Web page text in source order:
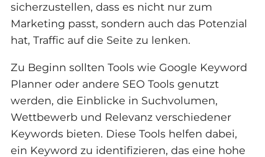
sicherzustellen, dass es nicht nur zum
Marketing passt, sondern auch das Potenzial
hat, Traffic auf die Seite zu lenken.
Zu Beginn sollten Tools wie Google Keyword
Planner oder andere SEO Tools genutzt
werden, die Einblicke in Suchvolumen,
Wettbewerb und Relevanz verschiedener
Keywords bieten. Diese Tools helfen dabei,
ein Keyword zu identifizieren, das eine hohe